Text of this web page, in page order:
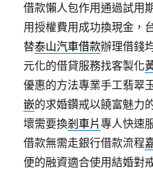
借款懶人包作用通過試用
用授權費用成功換現金，
替泰山汽車借款辦理借錢
元化的借貸服務找客製化
優惠的方法專業手工翡翠
嵌的求婚鑽戒以饒富魅力
壞需要換剎車片專人快速
借款無需走銀行借款流程
便的融資適合使用結婚對